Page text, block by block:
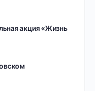
акция «Жизнь